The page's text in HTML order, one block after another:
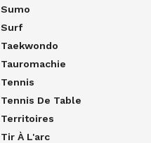
Sumo
Surf
Taekwondo
Tauromachie
Tennis
Tennis De Table
Territoires
Tir À L'arc